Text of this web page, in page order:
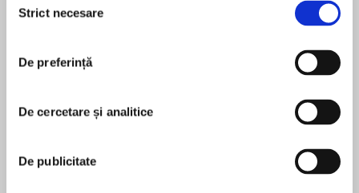
consimțământului
Strict necesare
De preferință
De cercetare și analitice
De publicitate
Emerson Wilde has built the life of her dreams.
Youngest Chamber of Commerce president in
St. Cyprian history, successful indie bookstore
owner, and lucky enough to have her best
But when Emerson is attacked by creatures
that shouldn’t be real, and kills them with what
can only be calledmagic, Emerson finds that the
past decade of her life has been…a lie. St.
MAI MULT
pentru această carte
HAZEL BECK is the magical partnership of a river